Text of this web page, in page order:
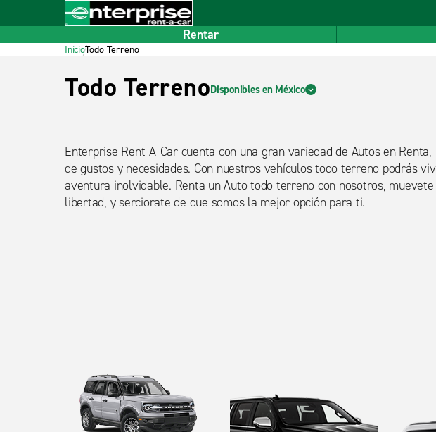
Inicio
Pie de página
Rentar
InicioTodo Terreno
Todo TerrenoDisponibles en México
Enterprise Rent-A-Car cuenta con una gran variedad de Autos en
de gustos y necesidades. Con nuestros vehículos todo terreno podrás
aventura inolvidable. Renta un Auto todo terreno con nosotros,
libertad, y serciorate de que somos la mejor opción para ti.